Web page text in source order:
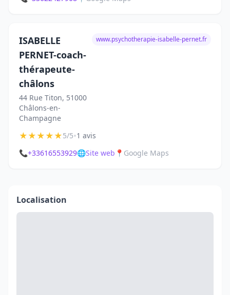
ISABELLE
PERNET-coach-
thérapeute-
châlons
44 Rue Titon, 51000
Châlons-en-
Champagne
www.psychotherapie-isabelle-pernet.fr
★★★★★5/5•1 avis
📞+33616553929🌐Site web 📍 Google Maps
Localisation